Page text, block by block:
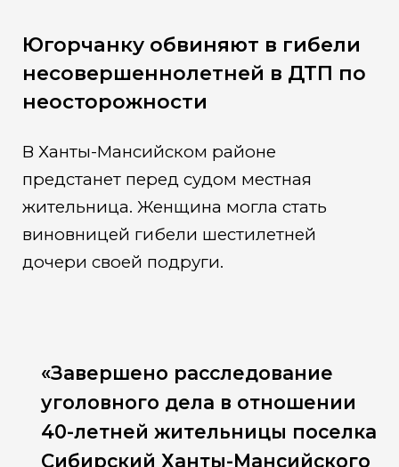
Югорчанку обвиняют в гибели
несовершеннолетней в ДТП по
неосторожности
В Ханты-Мансийском районе
предстанет перед судом местная
жительница. Женщина могла стать
виновницей гибели шестилетней
дочери своей подруги.
«Завершено расследование
уголовного дела в отношении
40-летней жительницы поселка
Сибирский Ханты-Мансийского